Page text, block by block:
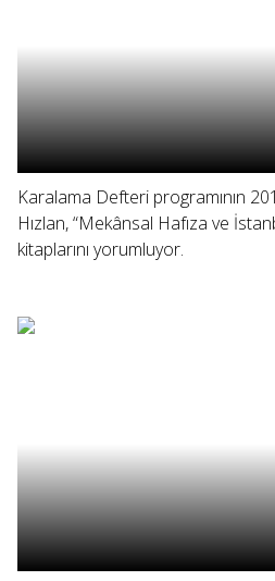
Karalama Defteri programının
Hızlan, “Mekânsal Hafıza ve
kitaplarını yorumluyor.